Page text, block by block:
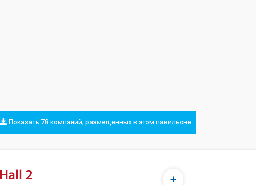
Показать 78 компаний, размещенных в этом павильоне